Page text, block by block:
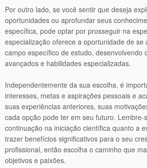
Por outro lado, se você sentir que deseja
oportunidades ou aprofundar seus
específica, pode optar por prosseguir na
especialização oferece a oportunidade de se
campo específico de estudo, desenvolvendo
avançados e habilidades especializadas.
Independentemente da sua escolha, é
interesses, metas e aspirações pessoais e
suas experiências anteriores, suas
cada opção pode ter em seu futuro. Lembre-
continuação na iniciação científica quanto a
trazer benefícios significativos para o seu
profissional, então escolha o caminho que
objetivos e paixões.